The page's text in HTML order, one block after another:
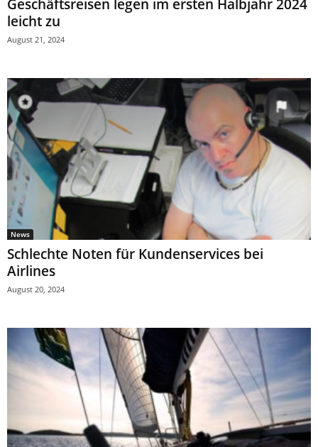
Geschäftsreisen legen im ersten Halbjahr 2024
leicht zu
August 21, 2024
News
Schlechte Noten für Kundenservices bei
Airlines
August 20, 2024